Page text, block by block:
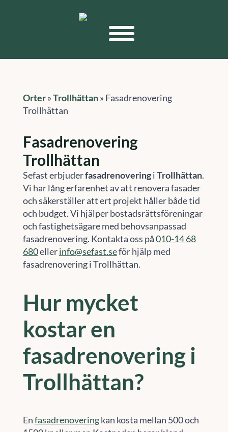
Orter»Trollhättan» Fasadrenovering
Trollhättan
Fasadrenovering
Trollhättan
Sefast erbjuderfasadrenoveringiTrollhättan.
Vi har lång erfarenhet av att renovera fasader
och säkerställer att ert projekt håller både tid
och budget. Vi hjälper bostadsrättsföreningar
och fastighetsägare med behovsanpassad
fasadrenovering. Kontakta oss på010-14 68
680ellerinfo@sefast.seför hjälp med
fasadrenovering i Trollhättan.
Hur mycket
kostar en
fasadrenovering i
Trollhättan?
Enfasadrenoveringkan kosta mellan 500 och